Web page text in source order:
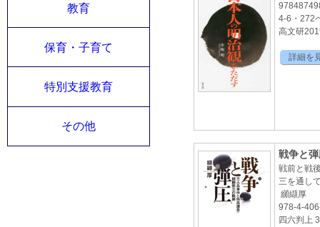
教育
保育・子育て
特別支援教育
その他
4-6・272
高文研
詳細を
戦争と
戦前と戦
三を通し
纐纈厚
978-4-
四六判上